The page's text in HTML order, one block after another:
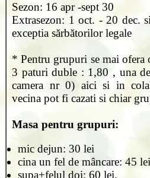
Sezon: 16 apr -sept 30
Extrasezon: 1 oct. - 20 dec.
exceptia sărbătorilor legale
* Pentru grupuri se mai ofera
3 paturi duble : 1,80 , una
camera nr 0) aici si in
vecina pot fi cazati si chiar
Masa pentru grupuri:
mic dejun: 30 lei
cina un fel de mâncare: 45 lei
supa+felul doi: 60 lei.